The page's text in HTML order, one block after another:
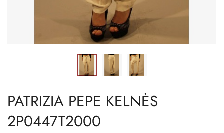
PATRIZIA PEPE KELNĖS
2P0447T2000